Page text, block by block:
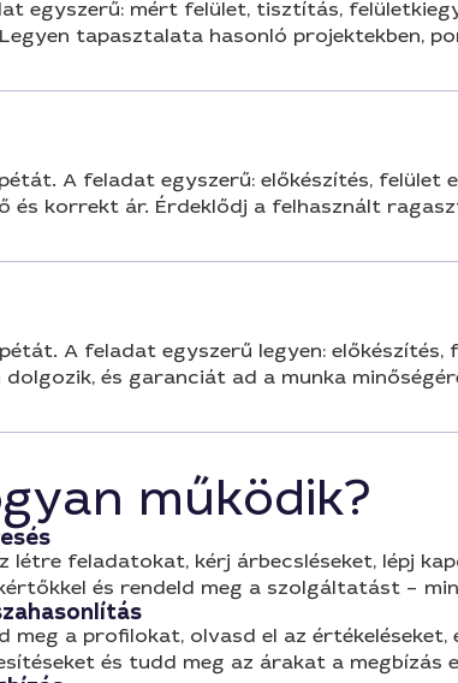
egyszerű: mért felület, tisztítás,
tapasztalata hasonló projektekben,
A feladat egyszerű: előkészítés, felület
és korrekt ár. Érdeklődj a felhasznált
A feladat egyszerű legyen: előkészítés,
és garanciát ad a munka
működik?
létre feladatokat, kérj árbecsléseket, lépj
és rendeld meg a szolgáltatást –
meg a profilokat, olvasd el az értékeléseket,
és tudd meg az árakat a megbízás